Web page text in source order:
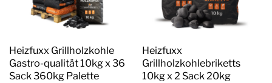
Heizfuxx Grillholzkohle
Gastro-qualität 10kg x 36
Sack 360kg Palette
Heizfuxx
Grillholzkohlebriketts
10kg x 2 Sack 20kg